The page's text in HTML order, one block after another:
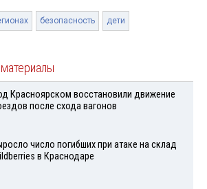
безопасность дети
Красноярском восстановили движение
после схода вагонов
число погибших при атаке на склад
в Краснодаре